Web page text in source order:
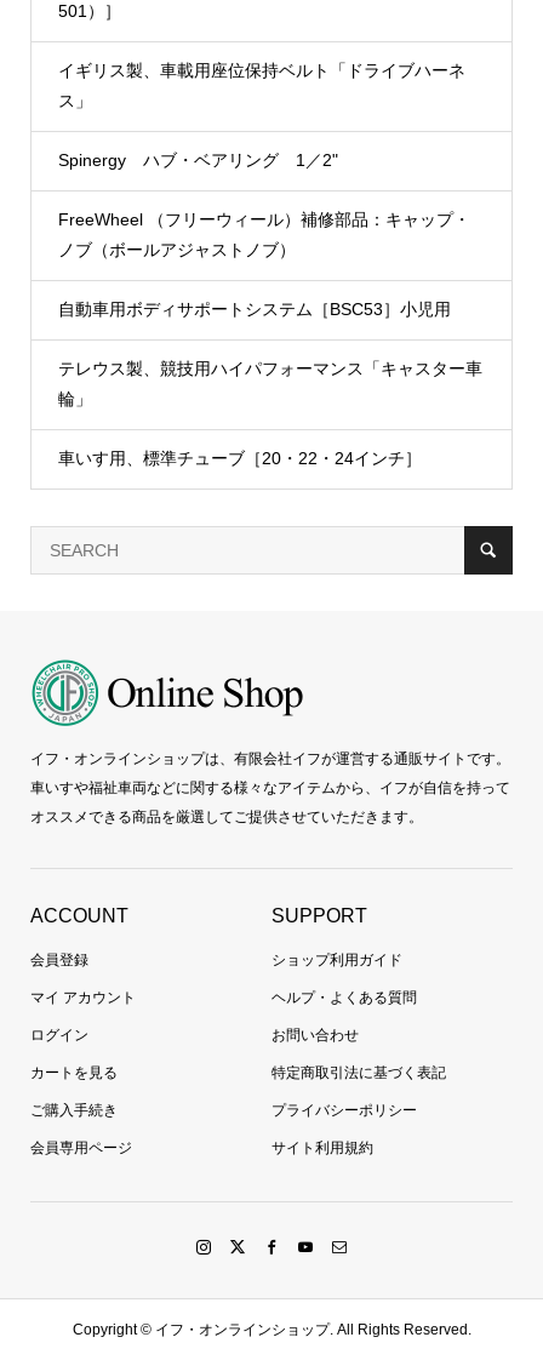
501）］
イギリス製、車載用座位保持ベルト「ドライブハーネ
ス」
Spinergy ハブ・ベアリング 1／2"
FreeWheel （フリーウィール）補修部品：キャップ・
ノブ（ボールアジャストノブ）
自動車用ボディサポートシステム［BSC53］小児用
テレウス製、競技用ハイパフォーマンス「キャスター車
輪」
車いす用、標準チューブ［20・22・24インチ］
イフ・オンラインショップは、有限会社イフが運営する通販サイトです。
車いすや福祉車両などに関する様々なアイテムから、イフが自信を持って
オススメできる商品を厳選してご提供させていただきます。
ACCOUNT
会員登録
マイ アカウント
ログイン
カートを見る
ご購入手続き
会員専用ページ
SUPPORT
ショップ利用ガイド
ヘルプ・よくある質問
お問い合わせ
特定商取引法に基づく表記
プライバシーポリシー
サイト利用規約
Copyright ©イフ・オンラインショップ. All Rights Reserved.